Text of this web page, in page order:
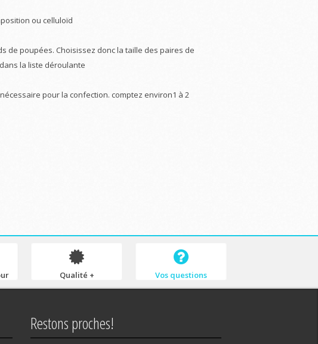
ou celluloïd
de poupées. Choisissez donc la taille des paires de
la liste déroulante
pour la confection. comptez environ1 à 2
Qualité + Vos questions
Restons proches!